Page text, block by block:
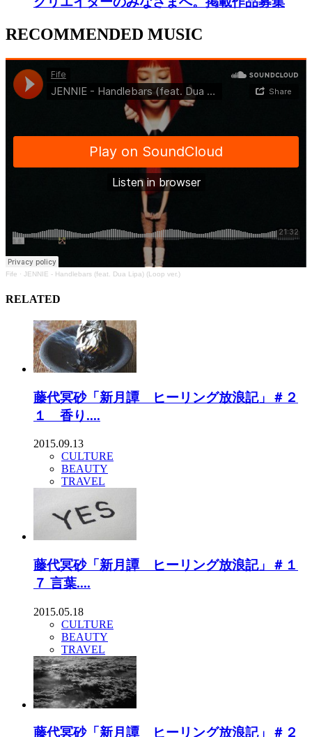
RECOMMENDED MUSIC
Fife · JENNIE - Handlebars (feat. Dua Lipa) (Loop ver.)
RELATED
藤代冥砂「新月譚 ヒーリング放浪記」＃２
１ 香り....
2015.09.13
CULTURE
BEAUTY
TRAVEL
藤代冥砂「新月譚 ヒーリング放浪記」＃１
７ 言葉....
2015.05.18
CULTURE
BEAUTY
TRAVEL
藤代冥砂「新月譚 ヒーリング放浪記」＃２